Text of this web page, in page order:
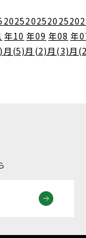
2025
年10
月(5)
2025
年09
月(2)
2025
年08
月(3)
年
月